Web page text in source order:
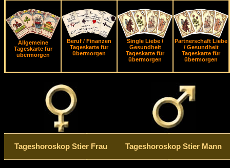
Allgemeine
Tageskarte für
übermorgen
Beruf / Finanzen
Tageskarte für
übermorgen
Single Liebe /
Gesundheit
Tageskarte für
übermorgen
Partnerschaft Liebe
/ Gesundheit
Tageskarte für
übermorgen
Tageshoroskop Stier Frau Tageshoroskop Stier Mann